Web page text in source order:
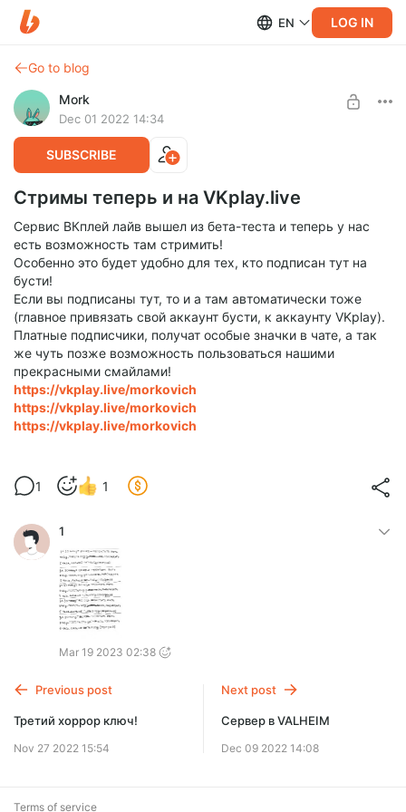
EN LOG IN
Go to blog
Mork
Dec 01 2022 14:34
SUBSCRIBE
Стримы теперь и на VKplay.live
Сервис ВКплей лайв вышел из бета-теста и теперь у нас
есть возможность там стримить!
Особенно это будет удобно для тех, кто подписан тут на
бусти!
Если вы подписаны тут, то и а там автоматически тоже
(главное привязать свой аккаунт бусти, к аккаунту VKplay).
Платные подписчики, получат особые значки в чате, а так
же чуть позже возможность пользоваться нашими
прекрасными смайлами!
https://vkplay.live/morkovich
https://vkplay.live/morkovich
https://vkplay.live/morkovich
1 1
1
Mar 19 2023 02:38
Previous post
Третий хоррор ключ!
Nov 27 2022 15:54
Next post
Сервер в VALHEIM
Dec 09 2022 14:08
Terms of service